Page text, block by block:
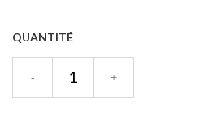
QUANTITÉ